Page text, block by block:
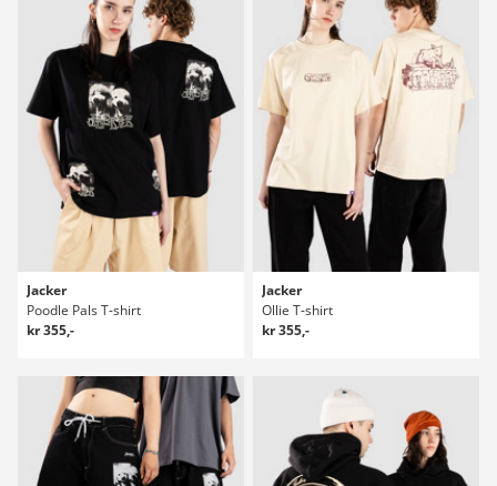
Jacker
Poodle Pals T-shirt
kr 355,-
Jacker
Ollie T-shirt
kr 355,-